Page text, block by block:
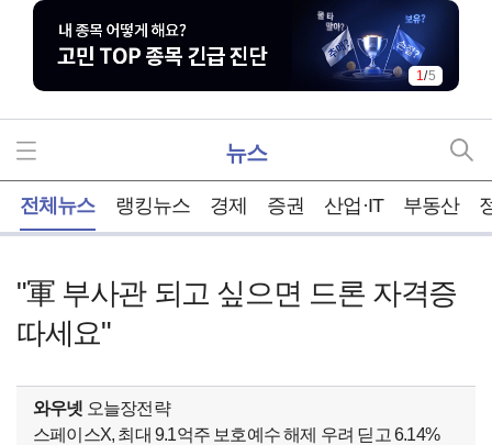
1/5
뉴스
전체뉴스 랭킹뉴스 경제 증권 산업·IT 부동산
"軍 부사관 되고 싶으면 드론 자격증
따세요"
와우넷 오늘장전략
스페이스X, 최대 9.1억주 보호예수 해제 우려 딛고 6.14%